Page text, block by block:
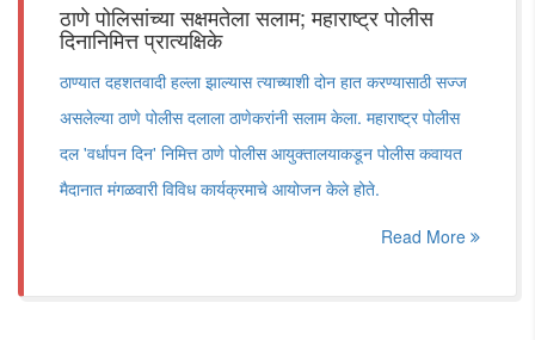
ठाणे पोलिसांच्या सक्षमतेला सलाम; महाराष्ट्र पोलीस
दिनानिमित्त प्रात्यक्षिके
ठाण्यात दहशतवादी हल्ला झाल्यास त्याच्याशी दोन हात करण्यासाठी सज्ज
असलेल्या ठाणे पोलीस दलाला ठाणेकरांनी सलाम केला. महाराष्ट्र पोलीस
दल 'वर्धापन दिन' निमित्त ठाणे पोलीस आयुक्तालयाकडून पोलीस कवायत
मैदानात मंगळवारी विविध कार्यक्रमाचे आयोजन केले होते.
Read More